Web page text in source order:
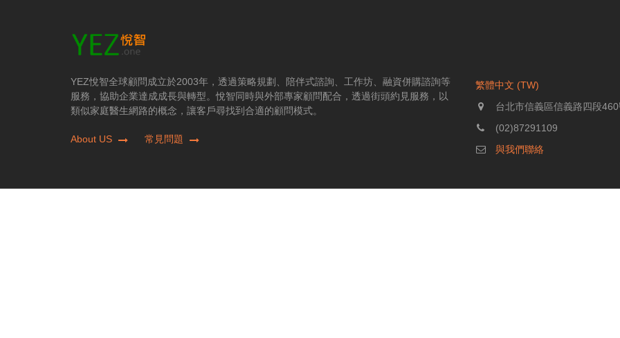
YEZ悅智全球顧問成立於2003年，透過策略規劃、陪伴式諮詢、工作坊、融資併購諮詢等
服務，協助企業達成成長與轉型。悅智同時與外部專家顧問配合，透過街頭約見服務，以
類似家庭醫生網路的概念，讓客戶尋找到合適的顧問模式。
About US 常見問題
繁體中文 (TW)
台北市信義區信義路四段
(02)87291109
與我們聯絡